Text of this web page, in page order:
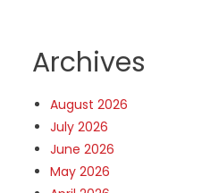
Archives
August 2026
July 2026
June 2026
May 2026